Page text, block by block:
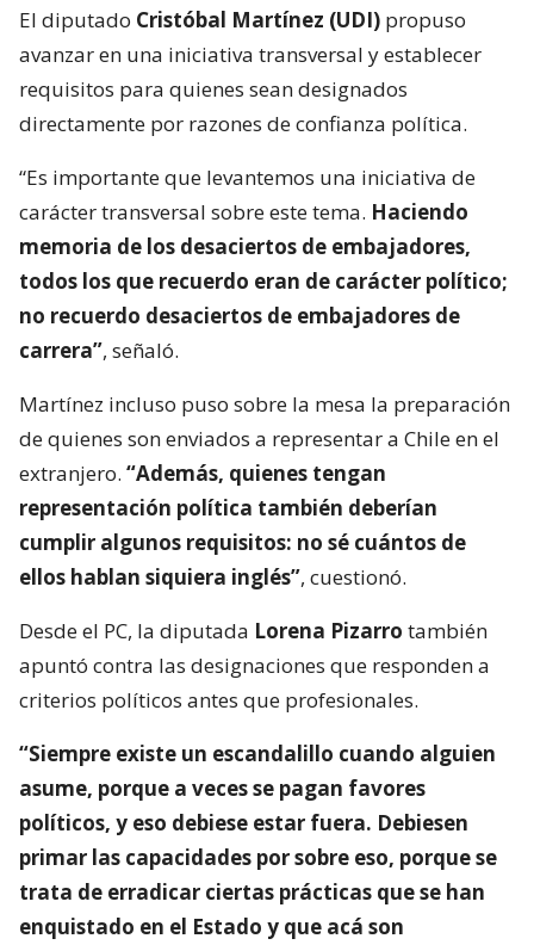
El diputado Cristóbal Martínez (UDI) propuso
avanzar en una iniciativa transversal y establecer
requisitos para quienes sean designados
directamente por razones de confianza política.
“Es importante que levantemos una iniciativa de
carácter transversal sobre este tema. Haciendo
memoria de los desaciertos de embajadores,
todos los que recuerdo eran de carácter político;
no recuerdo desaciertos de embajadores de
carrera”, señaló.
Martínez incluso puso sobre la mesa la preparación
de quienes son enviados a representar a Chile en el
extranjero. “Además, quienes tengan
representación política también deberían
cumplir algunos requisitos: no sé cuántos de
ellos hablan siquiera inglés”, cuestionó.
Desde el PC, la diputada Lorena Pizarro también
apuntó contra las designaciones que responden a
criterios políticos antes que profesionales.
“Siempre existe un escandalillo cuando alguien
asume, porque a veces se pagan favores
políticos, y eso debiese estar fuera. Debiesen
primar las capacidades por sobre eso, porque se
trata de erradicar ciertas prácticas que se han
enquistado en el Estado y que acá son